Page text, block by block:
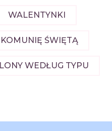
WALENTYNKI
ŚWIĘTĄ
WEDŁUG TYPU